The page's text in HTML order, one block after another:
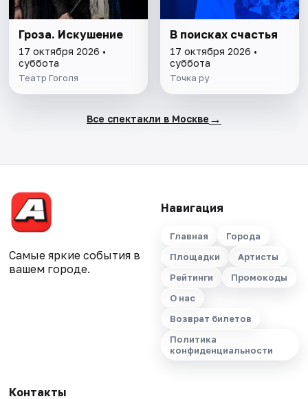
Гроза. Искушение
17 октября 2026 •
суббота
Театр Гоголя
В поисках счастья
17 октября 2026 •
суббота
Точка ру
Все спектакли в Москве →
Самые яркие события в
вашем городе.
Навигация
Главная
Города
Площадки
Артисты
Рейтинги
Промокоды
О нас
Возврат билетов
Политика
конфиденциальности
Контакты